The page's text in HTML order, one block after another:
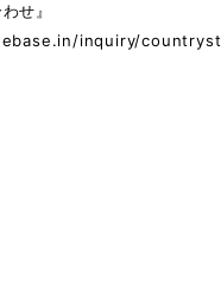
せ』
inquiry/